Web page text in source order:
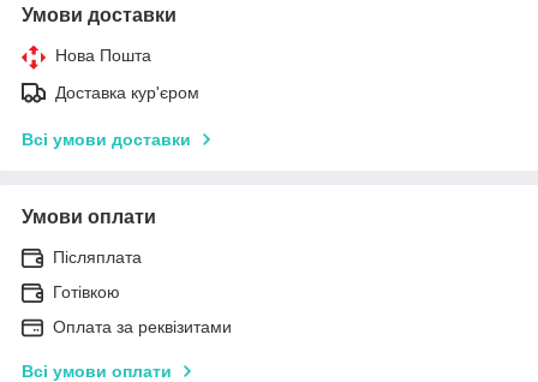
Умови доставки
Нова Пошта
Доставка кур'єром
Всі умови доставки
Умови оплати
Післяплата
Готівкою
Оплата за реквізитами
Всі умови оплати